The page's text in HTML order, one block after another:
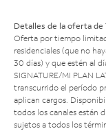
Detalles de la oferta de
Oferta por tiempo
residenciales (que no
30 días) y que estén al
SIGNATURE/MI PLAN
transcurrido el período
aplican cargos.
todos los canales están
sujetos a todos los